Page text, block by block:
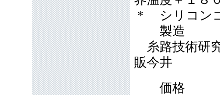
＊ シリコン
製造
糸路技術研
販今井
価格